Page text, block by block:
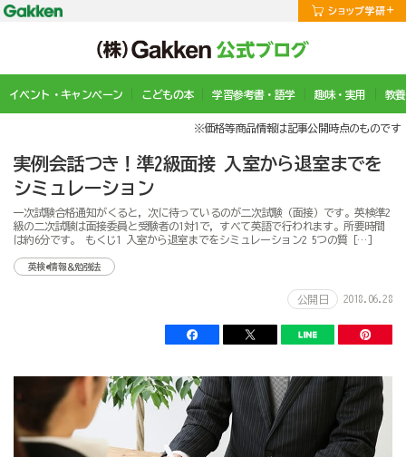
イベント・キャンペーン こどもの本 学習参考書・語学 趣味・実用 教
※価格等商品情報は記事公開時点のものです
実例会話つき！準2級面接 入室から退室までを
シミュレーション
一次試験合格通知がくると，次に待っているのが二次試験（面接）です。英検準2
級の二次試験は面接委員と受験者の1対1で，すべて英語で行われます。所要時間
は約6分です。 もくじ1 入室から退室までをシミュレーション2 5つの質 […]
英検®情報＆勉強法
公開日 2018.06.28